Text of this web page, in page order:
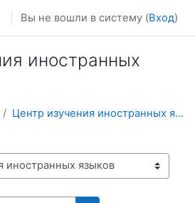
Вы не вошли в систему (Вход)
иностранных
Центр изучения иностранных языков